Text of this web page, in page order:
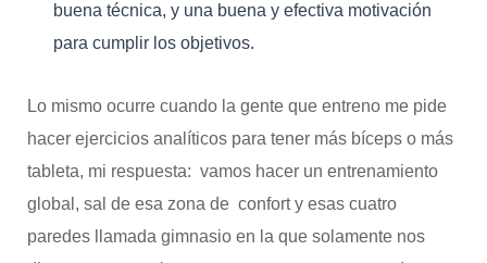
buena técnica, y una buena y efectiva motivación
para cumplir los objetivos.
Lo mismo ocurre cuando la gente que entreno me pide
hacer ejercicios analíticos para tener más bíceps o más
tableta, mi respuesta: vamos hacer un entrenamiento
global, sal de esa zona de confort y esas cuatro
paredes llamada gimnasio en la que solamente nos